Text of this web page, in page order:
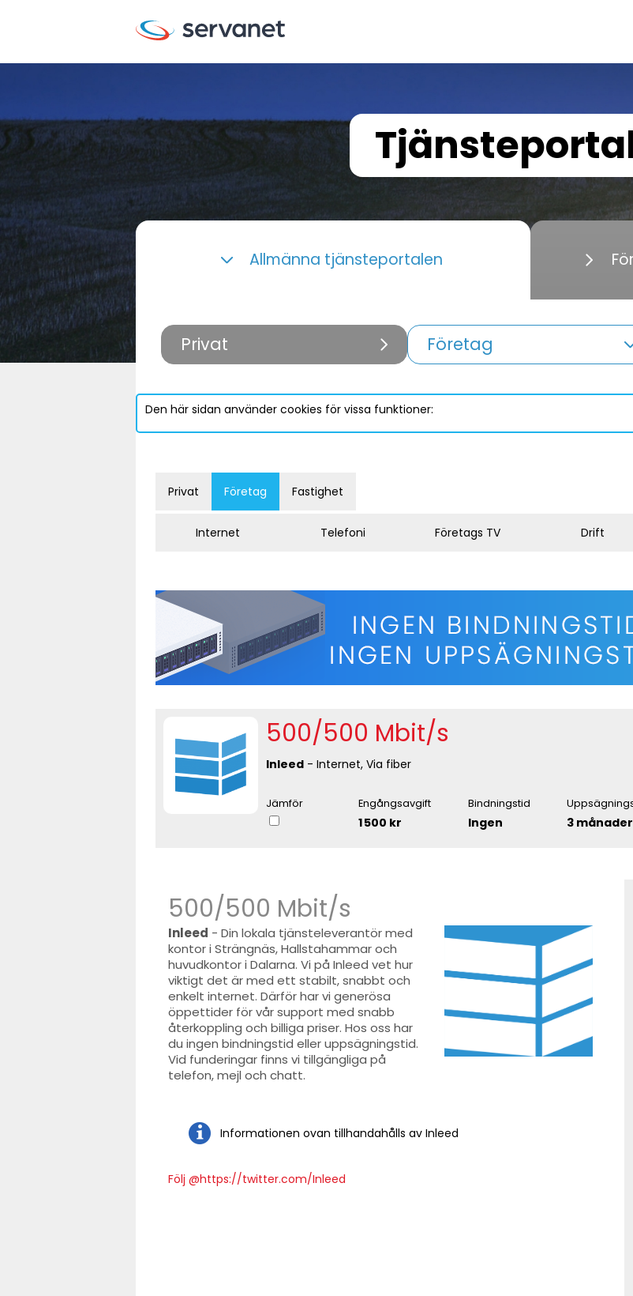
Allmänna tjänsteportalen
Privat Företag
Den här sidan använder cookies för vissa funktioner:
Privat Företag Fastighet
Internet Telefoni Företags TV Drift
500/500 Mbit/s
Inleed - Internet, Via fiber
Jämför Engångsavgift
1 500 kr
Bindningstid
Ingen 3 månader
500/500 Mbit/s
Inleed - Din lokala tjänsteleverantör med
kontor i Strängnäs, Hallstahammar och
huvudkontor i Dalarna. Vi på Inleed vet hur
viktigt det är med ett stabilt, snabbt och
enkelt internet. Därför har vi generösa
öppettider för vår support med snabb
återkoppling och billiga priser. Hos oss har
du ingen bindningstid eller uppsägningstid.
Vid funderingar finns vi tillgängliga på
telefon, mejl och chatt.
Informationen ovan tillhandahålls av Inleed
Följ @https://twitter.com/Inleed